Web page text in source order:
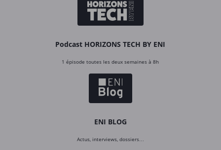
Podcast HORIZONS TECH BY ENI
1 épisode toutes les deux semaines à 8h
ENI BLOG
Actus, interviews, dossiers…